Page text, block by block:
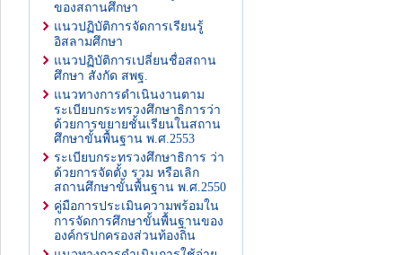
ของสถานศึกษา
แนวปฏิบัติการจัดการเรียนรู้
อิสลามศึกษา
แนวปฏิบัติการเปลี่ยนชื่อสถาน
ศึกษา สังกัด สพฐ.
แนวทางการดำเนินงานตาม
ระเบียบกระทรวงศึกษาธิการว่า
ด้วยการขยายชั้นเรียนในสถาน
ศึกษาขั้นพื้นฐาน พ.ศ.2553
ระเบียบกระทรวงศึกษาธิการ ว่า
ด้วยการจัดตั้ง รวม หรือเลิก
สถานศึกษาขั้นพื้นฐาน พ.ศ.2550
คู่มือการประเมินความพร้อมใน
การจัดการศึกษาขั้นพื้นฐานของ
องค์กรปกครองส่วนท้องถิ่น